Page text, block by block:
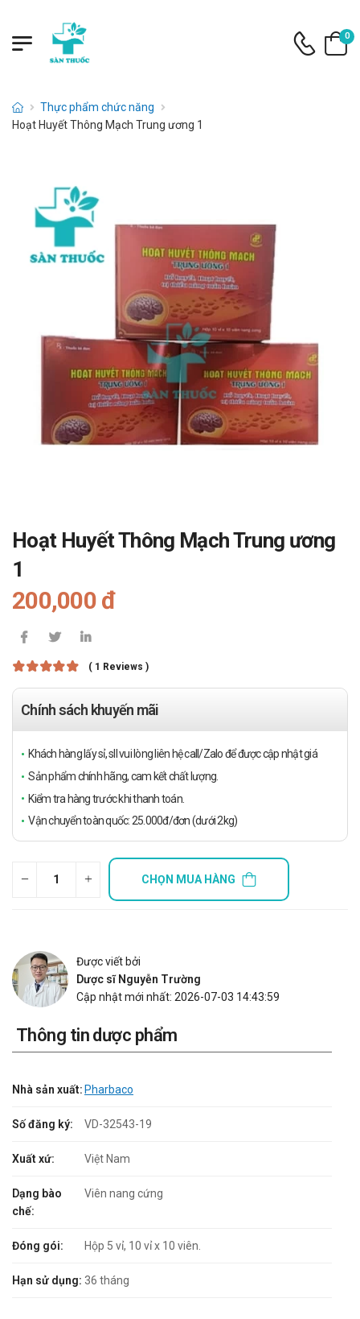
0
Thực phẩm chức năng
Hoạt Huyết Thông Mạch Trung ương 1
Hoạt Huyết Thông Mạch Trung ương
1
200,000 đ
( 1 Reviews )
Chính sách khuyến mãi
Khách hàng lấy sỉ, sll vui lòng liên hệ call/Zalo để được cập nhật giá
Sản phẩm chính hãng, cam kết chất lượng.
Kiểm tra hàng trước khi thanh toán.
Vận chuyển toàn quốc: 25.000đ/đơn (dưới 2kg)
CHỌN MUA HÀNG
Được viết bởi
Dược sĩ Nguyễn Trường
Cập nhật mới nhất: 2026-07-03 14:43:59
Thông tin dược phẩm
Nhà sản xuất: Pharbaco
Số đăng ký: VD-32543-19
Xuất xứ: Việt Nam
Dạng bào
chế:
Viên nang cứng
Đóng gói: Hộp 5 vỉ, 10 vỉ x 10 viên.
Hạn sử dụng: 36 tháng